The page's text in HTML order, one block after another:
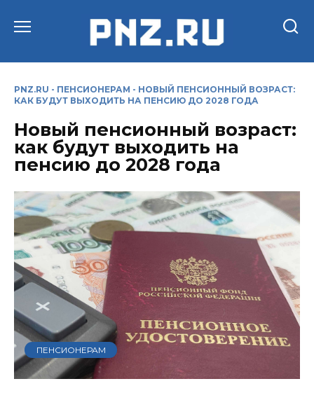
PNZ.RU - ПЕНСИОНЕРАМ - НОВЫЙ ПЕНСИОННЫЙ ВОЗРАСТ:
КАК БУДУТ ВЫХОДИТЬ НА ПЕНСИЮ ДО 2028 ГОДА
Новый пенсионный возраст:
как будут выходить на
пенсию до 2028 года
ПЕНСИОНЕРАМ